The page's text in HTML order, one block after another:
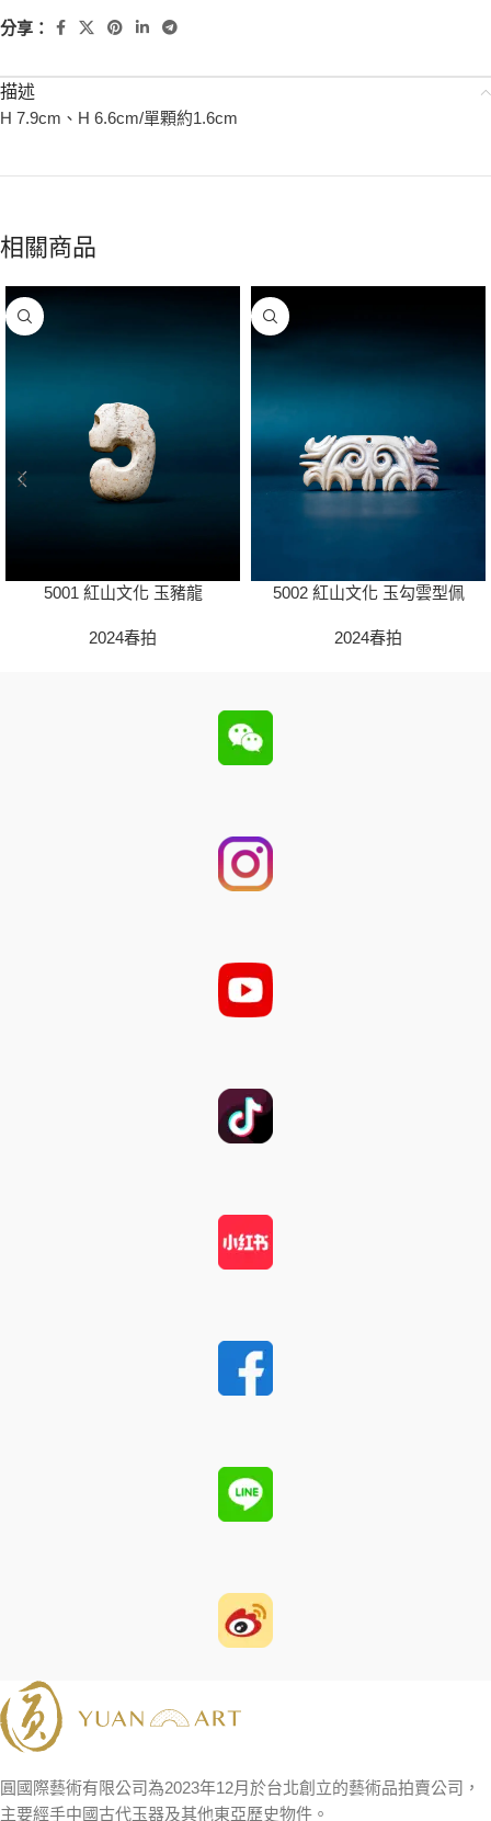
分享：
描述
H 7.9cm、H 6.6cm/單顆約1.6cm
相關商品
5001 紅山文化 玉豬龍
2024春拍
5002 紅山文化 玉勾雲型佩
2024春拍
圓國際藝術有限公司為2023年12月於台北創立的藝術品拍賣公司，
主要經手中國古代玉器及其他東亞歷史物件。